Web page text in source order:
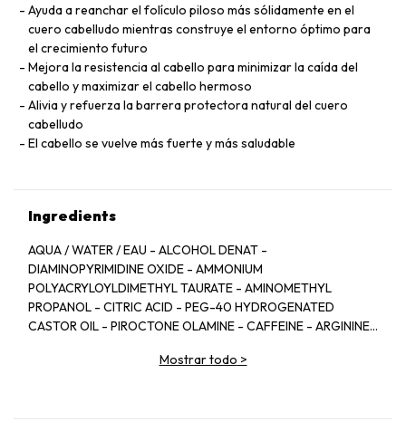
Ayuda a reanchar el folículo piloso más sólidamente en el
cuero cabelludo mientras construye el entorno óptimo para
el crecimiento futuro
Mejora la resistencia al cabello para minimizar la caída del
cabello y maximizar el cabello hermoso
Alivia y refuerza la barrera protectora natural del cuero
cabelludo
El cabello se vuelve más fuerte y más saludable
Ingredients
AQUA / WATER / EAU - ALCOHOL DENAT -
DIAMINOPYRIMIDINE OXIDE - AMMONIUM
POLYACRYLOYLDIMETHYL TAURATE - AMINOMETHYL
PROPANOL - CITRIC ACID - PEG-40 HYDROGENATED
CASTOR OIL - PIROCTONE OLAMINE - CAFFEINE - ARGININE
SAFFLOWER GLUCOSIDE - BENZYL SALICYLATE -
Mostrar todo >